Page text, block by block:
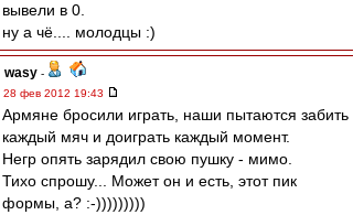
вывели в 0.
ну а чё.... молодцы :)
wasy -
28 фев 2012 19:43
Армяне бросили играть, наши пытаются забить
каждый мяч и доиграть каждый момент.
Негр опять зарядил свою пушку - мимо.
Тихо спрошу... Может он и есть, этот пик
формы, а? :-)))))))))